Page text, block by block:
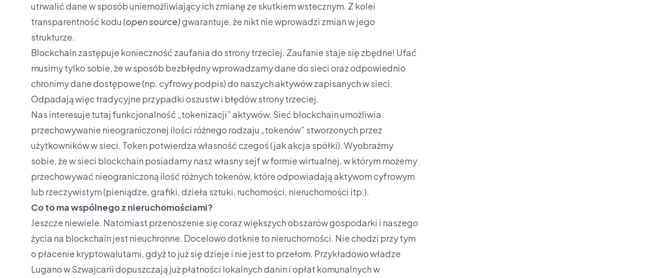
utrwalić dane w sposób uniemożliwiający ich zmianę ze skutkiem wstecznym. Z kolei
transparentność kodu (open source)gwarantuje, że nikt nie wprowadzi zmian w jego
strukturze.
Blockchain zastępuje konieczność zaufania do strony trzeciej. Zaufanie staje się zbędne! Ufać
musimy tylko sobie, że w sposób bezbłędny wprowadzamy dane do sieci oraz odpowiednio
chronimy dane dostępowe (np. cyfrowy podpis) do naszych aktywów zapisanych w sieci.
Odpadają więc tradycyjne przypadki oszustw i błędów strony trzeciej.
Nas interesuje tutaj funkcjonalność „tokenizacji” aktywów. Sieć blockchain umożliwia
przechowywanie nieograniczonej ilości różnego rodzaju „tokenów” stworzonych przez
użytkowników w sieci. Token potwierdza własność czegoś (jak akcja spółki). Wyobraźmy
sobie, że w sieci blockchain posiadamy nasz własny sejf w formie wirtualnej, w którym możemy
przechowywać nieograniczoną ilość różnych tokenów, które odpowiadają aktywom cyfrowym
lub rzeczywistym (pieniądze, grafiki, dzieła sztuki, ruchomości, nieruchomości itp.).
Co to ma wspólnego z nieruchomościami?
Jeszcze niewiele. Natomiast przenoszenie się coraz większych obszarów gospodarki i naszego
życia na blockchain jest nieuchronne. Docelowo dotknie to nieruchomości. Nie chodzi przy tym
o płacenie kryptowalutami, gdyż to już się dzieje i nie jest to przełom. Przykładowo władze
Lugano w Szwajcarii dopuszczają już płatności lokalnych danin i opłat komunalnych w